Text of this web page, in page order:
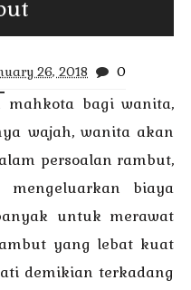
26, 2018 0
mahkota bagi wanita,
wajah, wanita akan
persoalan rambut,
mengeluarkan biaya
untuk merawat
yang lebat kuat
demikian terkadang